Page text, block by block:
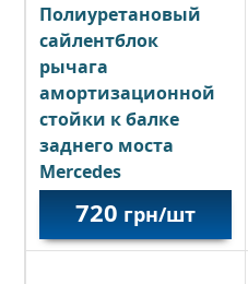
Полиуретановый
сайлентблок
рычага
амортизационной
стойки к балке
заднего моста
Mercedes
A2043521065
720 грн/шт